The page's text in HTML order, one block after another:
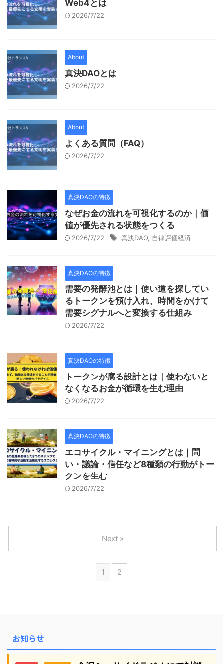
Web4とは
2026/7/22
About
真決DAOとは
2026/7/22
About
よくある質問（FAQ）
2026/7/22
真決DAOの特徴
なぜお金の流れを可視化するのか｜価
値が優先される状態をつくる
2026/7/22 真決DAO 自律評価経済
真決DAOの特徴
需要の発酵池とは｜使い道を探してい
るトークンを預け入れ、時間をかけて
需要シグナルへと変換する仕組み
2026/7/22
真決DAOの特徴
トークンが腐る設計とは｜使わないと
なくなるお金が循環を生む理由
2026/7/22
真決DAOの特徴
エコサイクル・マイニングとは｜問
い・議論・信任など8種類の行動がトー
クンを生む
2026/7/22
1 2
Next »
お知らせ